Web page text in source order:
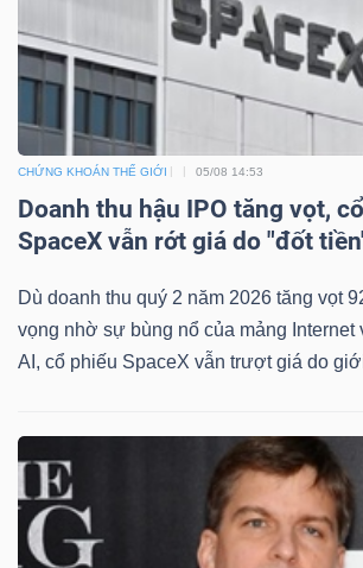
CHỨNG KHOÁN THẾ GIỚI 05/08 14:53
Doanh thu hậu IPO tăng vọt,
SpaceX vẫn rớt giá do "đốt
Dù doanh thu quý 2 năm 2026 tăng vọt
vọng nhờ sự bùng nổ của mảng Internet
AI, cổ phiếu SpaceX vẫn trượt giá do
tác
giả
cáo
phân
tích
(-)
ngữ
(-)
Dịch